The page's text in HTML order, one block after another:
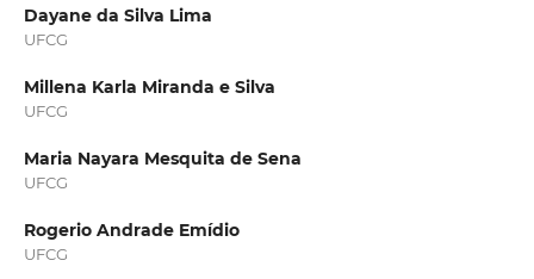
Dayane da Silva Lima
UFCG
Millena Karla Miranda e Silva
UFCG
Maria Nayara Mesquita de Sena
UFCG
Rogerio Andrade Emídio
UFCG